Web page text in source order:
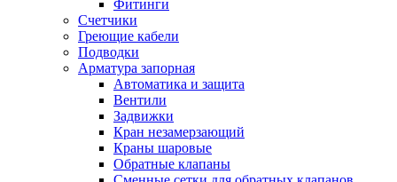
Фитинги
Счетчики
Греющие кабели
Подводки
Арматура запорная
Автоматика и защита
Вентили
Задвижки
Кран незамерзающий
Краны шаровые
Обратные клапаны